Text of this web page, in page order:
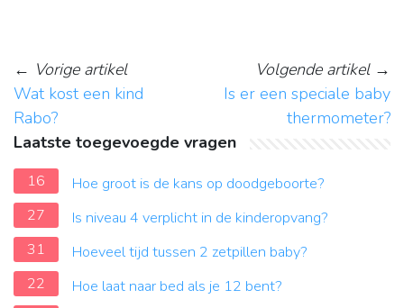
← Vorige artikel
Wat kost een kind
Rabo?
Volgende artikel→
Is er een speciale baby
thermometer?
Laatste toegevoegde vragen
16
Hoe groot is de kans op doodgeboorte?
27
Is niveau 4 verplicht in de kinderopvang?
31
Hoeveel tijd tussen 2 zetpillen baby?
22
Hoe laat naar bed als je 12 bent?